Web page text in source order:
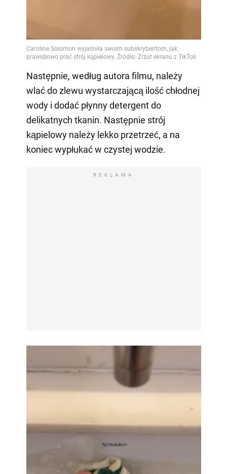
Następnie, według autora filmu, należy
wlać do zlewu wystarczającą ilość chłodnej
wody i dodać płynny detergent do
delikatnych tkanin. Następnie strój
kąpielowy należy lekko przetrzeć, a na
koniec wypłukać w czystej wodzie.
REKLAMA